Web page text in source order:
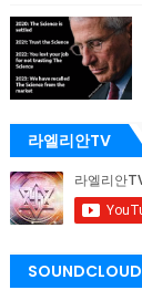
라엘리안TV
SOUNDCLOUD